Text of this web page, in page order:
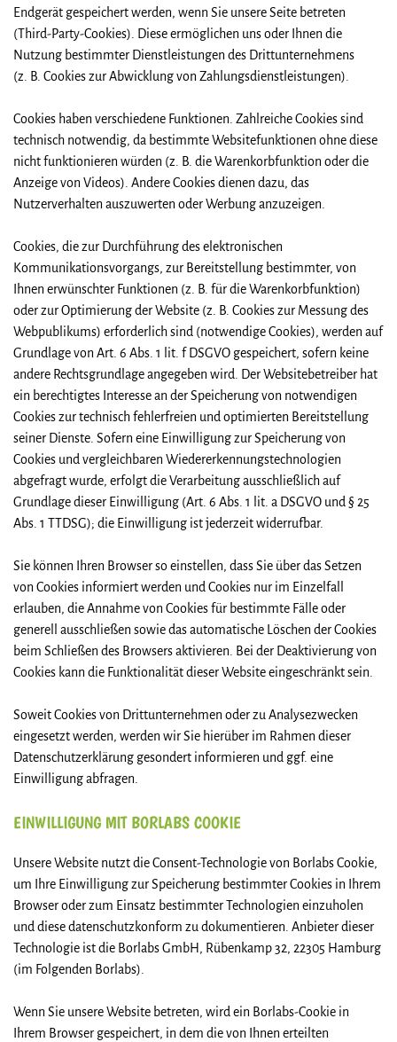
Endgerät gespeichert werden, wenn Sie unsere Seite betreten
(Third-Party-Cookies). Diese ermöglichen uns oder Ihnen die
Nutzung bestimmter Dienstleistungen des Drittunternehmens
(z. B. Cookies zur Abwicklung von Zahlungsdienstleistungen).
Cookies haben verschiedene Funktionen. Zahlreiche Cookies sind
technisch notwendig, da bestimmte Websitefunktionen ohne diese
nicht funktionieren würden (z. B. die Warenkorbfunktion oder die
Anzeige von Videos). Andere Cookies dienen dazu, das
Nutzerverhalten auszuwerten oder Werbung anzuzeigen.
Cookies, die zur Durchführung des elektronischen
Kommunikationsvorgangs, zur Bereitstellung bestimmter, von
Ihnen erwünschter Funktionen (z. B. für die Warenkorbfunktion)
oder zur Optimierung der Website (z. B. Cookies zur Messung des
Webpublikums) erforderlich sind (notwendige Cookies), werden auf
Grundlage von Art. 6 Abs. 1 lit. f DSGVO gespeichert, sofern keine
andere Rechtsgrundlage angegeben wird. Der Websitebetreiber hat
ein berechtigtes Interesse an der Speicherung von notwendigen
Cookies zur technisch fehlerfreien und optimierten Bereitstellung
seiner Dienste. Sofern eine Einwilligung zur Speicherung von
Cookies und vergleichbaren Wiedererkennungstechnologien
abgefragt wurde, erfolgt die Verarbeitung ausschließlich auf
Grundlage dieser Einwilligung (Art. 6 Abs. 1 lit. a DSGVO und § 25
Abs. 1 TTDSG); die Einwilligung ist jederzeit widerrufbar.
Sie können Ihren Browser so einstellen, dass Sie über das Setzen
von Cookies informiert werden und Cookies nur im Einzelfall
erlauben, die Annahme von Cookies für bestimmte Fälle oder
generell ausschließen sowie das automatische Löschen der Cookies
beim Schließen des Browsers aktivieren. Bei der Deaktivierung von
Cookies kann die Funktionalität dieser Website eingeschränkt sein.
Soweit Cookies von Drittunternehmen oder zu Analysezwecken
eingesetzt werden, werden wir Sie hierüber im Rahmen dieser
Datenschutzerklärung gesondert informieren und ggf. eine
Einwilligung abfragen.
EINWILLIGUNG MIT BORLABS COOKIE
Unsere Website nutzt die Consent-Technologie von Borlabs Cookie,
um Ihre Einwilligung zur Speicherung bestimmter Cookies in Ihrem
Browser oder zum Einsatz bestimmter Technologien einzuholen
und diese datenschutzkonform zu dokumentieren. Anbieter dieser
Technologie ist die Borlabs GmbH, Rübenkamp 32, 22305 Hamburg
(im Folgenden Borlabs).
Wenn Sie unsere Website betreten, wird ein Borlabs-Cookie in
Ihrem Browser gespeichert, in dem die von Ihnen erteilten